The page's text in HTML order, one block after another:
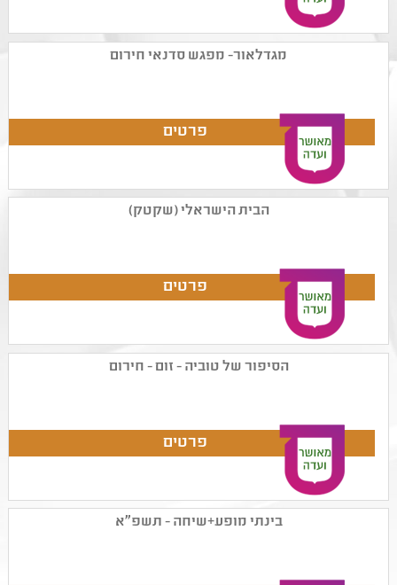
מגדלאור- מפגש סדנאי חירום
הבית הישראלי (שקטק)
הסיפור של טוביה - זום - חירום
בינתי מופע+שיחה - תשפ״א